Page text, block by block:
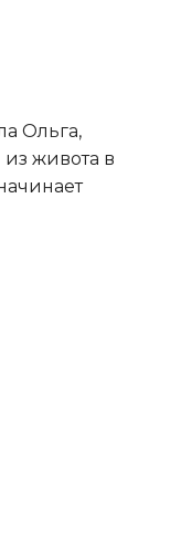
Ольга,
живота в